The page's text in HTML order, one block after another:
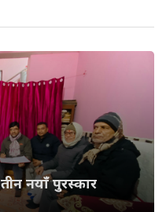
तीन नयाँ पुरस्कार